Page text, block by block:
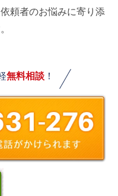
頼者のお悩みに寄り添
無料相談！